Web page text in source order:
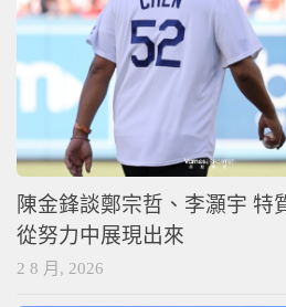
陳金鋒談鄭宗哲、李灝宇 特
從努力中展現出來
2 8 月, 2026